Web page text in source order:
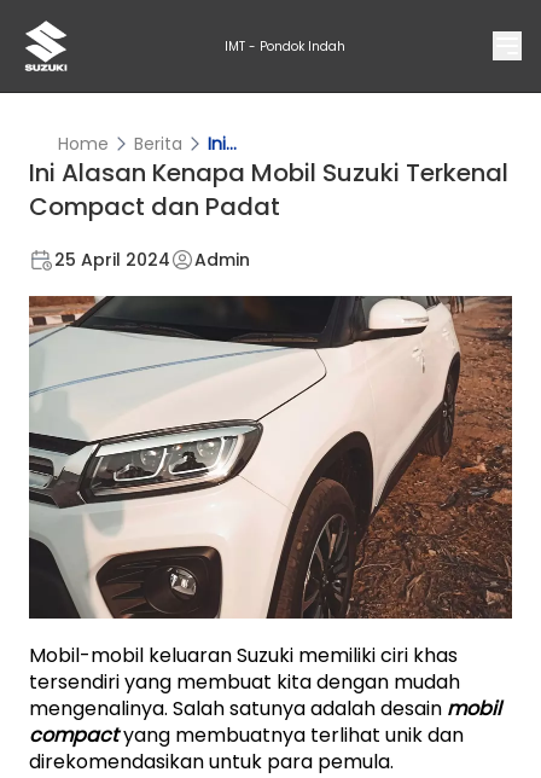
IMT - Pondok Indah
Home Berita Ini...
Ini Alasan Kenapa Mobil Suzuki Terkenal
Compact dan Padat
25 April 2024 Admin
Mobil-mobil keluaran Suzuki memiliki ciri khas
tersendiri yang membuat kita dengan mudah
mengenalinya. Salah satunya adalah desain mobil
compact yang membuatnya terlihat unik dan
direkomendasikan untuk para pemula.